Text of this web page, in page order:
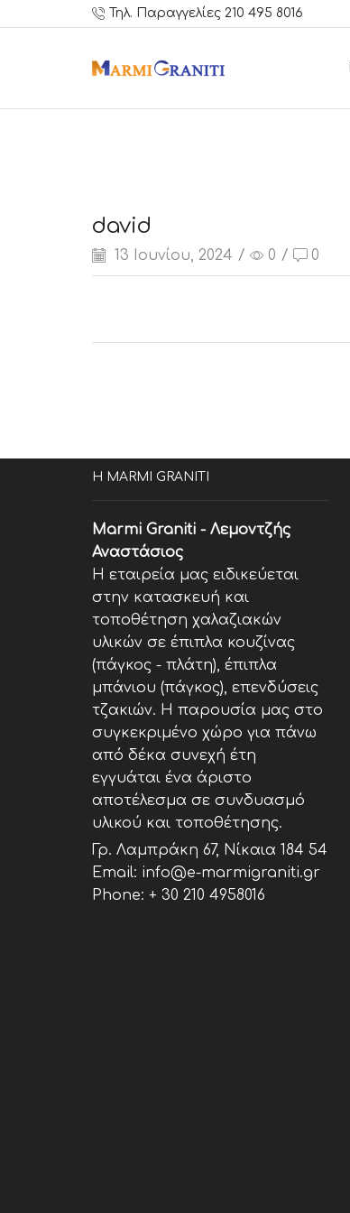
Τηλ. Παραγγελίες 210 495 8016
david
13 Ιουνίου, 2024 / 0 / 0
Η MARMI GRANITI
Marmi Graniti - Λεμοντζής
Αναστάσιος
Η εταιρεία μας ειδικεύεται
στην κατασκευή και
τοποθέτηση χαλαζιακών
υλικών σε έπιπλα κουζίνας
(πάγκος - πλάτη), έπιπλα
μπάνιου (πάγκος), επενδύσεις
τζακιών. Η παρουσία μας στο
συγκεκριμένο χώρο για πάνω
από δέκα συνεχή έτη
εγγυάται ένα άριστο
αποτέλεσμα σε συνδυασμό
υλικού και τοποθέτησης.
Γρ. Λαμπράκη 67, Νίκαια 184 54
Email: info@e-marmigraniti.gr
Phone: + 30 210 4958016